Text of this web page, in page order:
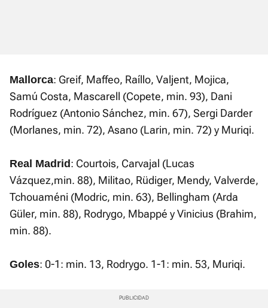
Mallorca: Greif, Maffeo, Raíllo, Valjent, Mojica,
Samú Costa, Mascarell (Copete, min. 93), Dani
Rodríguez (Antonio Sánchez, min. 67), Sergi Darder
(Morlanes, min. 72), Asano (Larin, min. 72) y Muriqi.
Real Madrid : Courtois, Carvajal (Lucas
Vázquez,min. 88), Militao, Rüdiger, Mendy, Valverde,
Tchouaméni (Modric, min. 63), Bellingham (Arda
Güler, min. 88), Rodrygo, Mbappé y Vinicius (Brahim,
min. 88).
Goles: 0-1: min. 13, Rodrygo. 1-1: min. 53, Muriqi.